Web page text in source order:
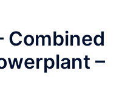
Combined
–